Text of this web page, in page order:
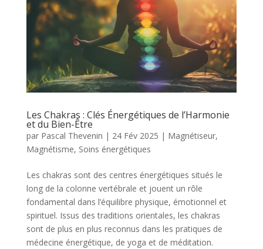
Les Chakras : Clés Énergétiques de l’Harmonie
et du Bien-Être
par Pascal Thevenin | 24 Fév 2025 | Magnétiseur,
Magnétisme, Soins énergétiques
Les chakras sont des centres énergétiques situés le
long de la colonne vertébrale et jouent un rôle
fondamental dans l’équilibre physique, émotionnel et
spirituel. Issus des traditions orientales, les chakras
sont de plus en plus reconnus dans les pratiques de
médecine énergétique, de yoga et de méditation.